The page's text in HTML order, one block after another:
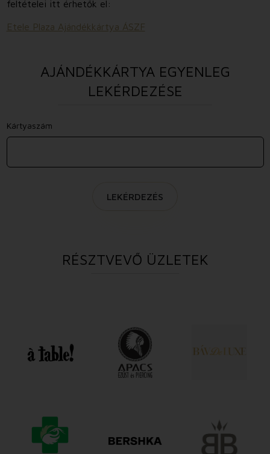
feltételei itt érhetők el:
Etele Plaza Ajándékkártya ÁSZF
AJÁNDÉKKÁRTYA EGYENLEG
LEKÉRDEZÉSE
Kártyaszám
LEKÉRDEZÉS
RÉSZTVEVŐ ÜZLETEK